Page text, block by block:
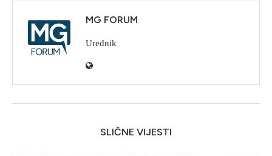
MG FORUM
Urednik
SLIČNE VIJESTI